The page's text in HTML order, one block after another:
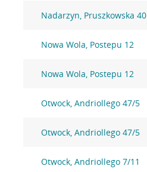
Nadarzyn, Pruszkowska 40
Nowa Wola, Postepu 12
Nowa Wola, Postepu 12
Otwock, Andriollego 47/5
Otwock, Andriollego 47/5
Otwock, Andriollego 7/11